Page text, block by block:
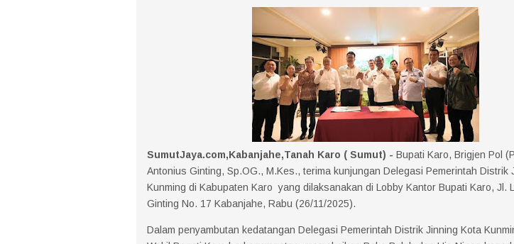
SumutJaya.com,Kabanjahe,Tanah Karo ( Sumut) - Bupati Karo, Brigjen Pol
Antonius Ginting, Sp.OG., M.Kes., terima kunjungan Delegasi Pemerintah Distrik
Kunming di Kabupaten Karo yang dilaksanakan di Lobby Kantor Bupati Karo, Jl.
Ginting No. 17 Kabanjahe, Rabu (26/11/2025).
Dalam penyambutan kedatangan Delegasi Pemerintah Distrik Jinning Kota